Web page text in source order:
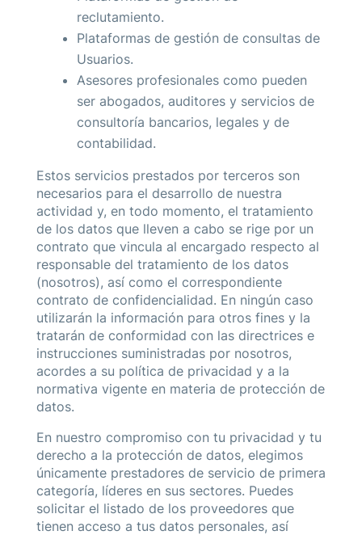
reclutamiento.
Plataformas de gestión de consultas de
Usuarios.
Asesores profesionales como pueden
ser abogados, auditores y servicios de
consultoría bancarios, legales y de
contabilidad.
Estos servicios prestados por terceros son
necesarios para el desarrollo de nuestra
actividad y, en todo momento, el tratamiento
de los datos que lleven a cabo se rige por un
contrato que vincula al encargado respecto al
responsable del tratamiento de los datos
(nosotros), así como el correspondiente
contrato de confidencialidad. En ningún caso
utilizarán la información para otros fines y la
tratarán de conformidad con las directrices e
instrucciones suministradas por nosotros,
acordes a su política de privacidad y a la
normativa vigente en materia de protección de
datos.
En nuestro compromiso con tu privacidad y tu
derecho a la protección de datos, elegimos
únicamente prestadores de servicio de primera
categoría, líderes en sus sectores. Puedes
solicitar el listado de los proveedores que
tienen acceso a tus datos personales, así